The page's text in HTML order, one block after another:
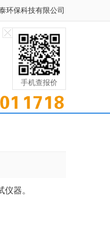
环保科技有限公司
手机查报价
器。